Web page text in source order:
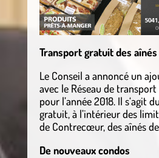
Transport gratuit des aînés
Le Conseil a annoncé un
avec le Réseau de
pour l’année 2018. Il s‘agit
gratuit, à l’intérieur des
de Contrecœur, des aînés
De nouveaux condos